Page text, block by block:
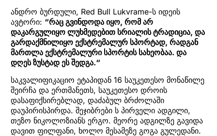
ანდრო ბურდული, Red Bull Lukvrame-ს იდეის
ავტორი: “რაც გვინდოდა იყო, რომ არ
დაკარგულიყო ლუხმედებით სრიალის ტრადიცია, და
გარდაქმნილიყო ექსტრემალურ სპორტად, რადგან
მართლა ექსტრემალური სპორტის სახეობაა. და
დღეს ზუსტად ეს შედგა.“
საკვალიფიკაციო ეტაპიდან 16 საუკეთესო მონაწილე
შეირჩა და ერთმანეთს, საუკეთესო დროის
დასაფიქსირებლად, დაძაბულ ბრძოლაში
დაუპირისპირდა. შეჯიბრები ს პირველი ადგილი,
თეზო ნიკოლოზიანს ერგო. მეორე ადგილზე გავიდა
დავით ფილფანი, ხოლო მესამეზე გოგა გულედანი.